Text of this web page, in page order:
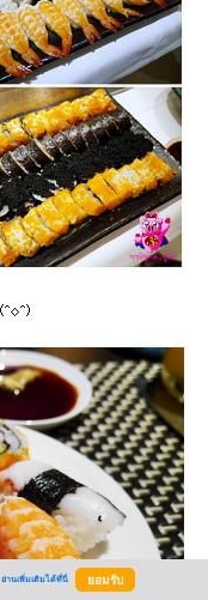
อ่านเพิ่มเติมได้ที่นี่